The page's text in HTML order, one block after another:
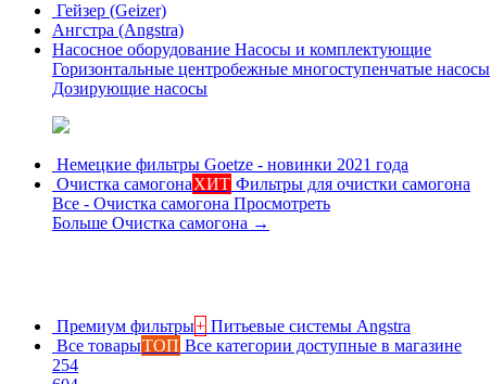
Гейзер (Geizer)
Ангстра (Angstra)
Насосное оборудование Насосы и комплектующие
Горизонтальные центробежные многоступенчатые насосы
Дозирующие насосы
Немецкие фильтры Goetze - новинки 2021 года
Очистка самогонаХИТ Фильтры для очистки самогона
Все - Очистка самогона Просмотреть
Больше Очистка самогона →
Премиум фильтры+ Питьевые системы Angstra
Все товарыТОП Все категории доступные в магазине
254